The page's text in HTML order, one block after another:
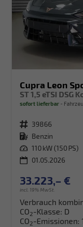
Cupra Leon
ST 1,5 eTSI DSG
sofort lieferbar
Fahrzeugnr. 39866
Kraftstoff Benzin
Leistung 110 kW (150 PS)
01.05.2026
33.223,– €
incl. 19% MwSt.
Verbrauch
CO2-Klasse: D
CO2-Emissionen: